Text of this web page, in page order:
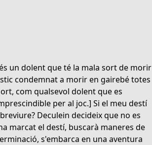
un dolent que té la mala sort de morir
condemnat a morir en gairebé totes
com qualsevol dolent que es
per al joc.] Si el meu destí
Deculein decideix que no es
marcat el destí, buscarà maneres de
s'embarca en una aventura